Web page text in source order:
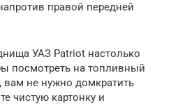
правой передней
УАЗ Patriot настолько
посмотреть на топливный
вам не нужно домкратить
чистую картонку и